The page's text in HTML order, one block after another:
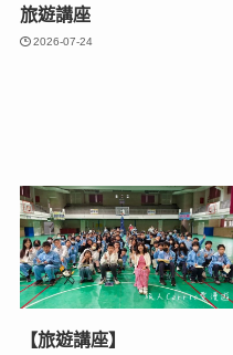
旅遊講座
2026-07-24
【旅遊講座】